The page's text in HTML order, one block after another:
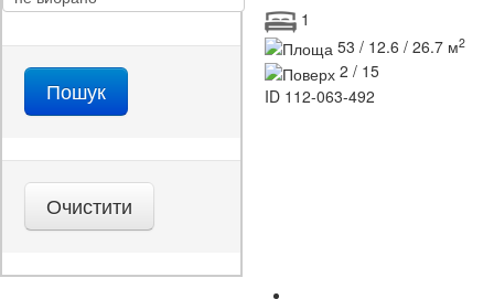
1
53 / 12.6 / 26.7 м2
2 / 15
ID 112-063-492